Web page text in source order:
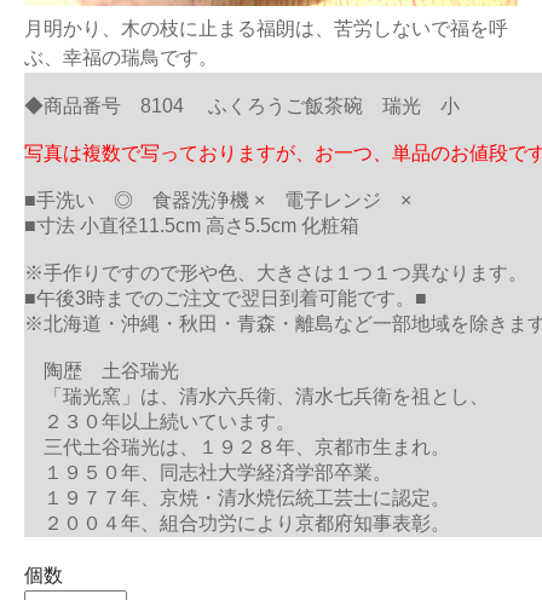
月明かり、木の枝に止まる福朗は、苦労しないで福を呼
ぶ、幸福の瑞鳥です。
◆商品番号 8104 ふくろうご飯茶碗 瑞光 小
写真は複数で写っておりますが、お一つ、単品のお値段で
■手洗い ◎ 食器洗浄機 × 電子レンジ ×
■寸法 小直径11.5cm 高さ5.5cm 化粧箱
※手作りですので形や色、大きさは１つ１つ異なります。
■午後3時までのご注文で翌日到着可能です。■
※北海道・沖縄・秋田・青森・離島など一部地域を除きま
陶歴 土谷瑞光
「瑞光窯」は、清水六兵衛、清水七兵衛を祖とし、
２３０年以上続いています。
三代土谷瑞光は、１９２８年、京都市生まれ。
１９５０年、同志社大学経済学部卒業。
１９７７年、京焼・清水焼伝統工芸士に認定。
２００４年、組合功労により京都府知事表彰。
個数